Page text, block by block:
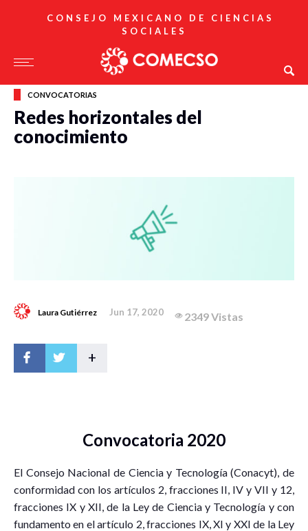
CONSEJO MEXICANO DE CIENCIAS
SOCIALES
CONVOCATORIAS
Redes horizontales del
conocimiento
Laura Gutiérrez Jun 17, 2020 2349 Vistas
+
Convocatoria 2020
El Consejo Nacional de Ciencia y Tecnología (Conacyt), de
conformidad con los artículos 2, fracciones II, IV y VII y 12,
fracciones IX y XII, de la Ley de Ciencia y Tecnología y con
fundamento en el artículo 2, fracciones IX, XI y XXI de la Ley